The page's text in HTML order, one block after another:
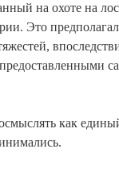
на охоте на
Это
как